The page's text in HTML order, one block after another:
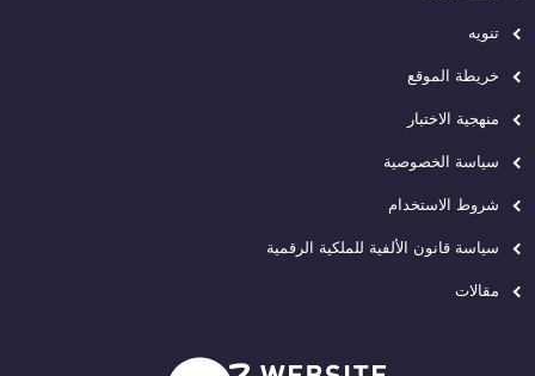
تنويه
خريطة الموقع
منهجية الاختبار
سياسة الخصوصية
شروط الاستخدام
سياسة قانون الألفية للملكية الرقمية
مقالات